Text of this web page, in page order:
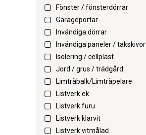
Fönster / fönsterdörrar
Garageportar
Invändiga dörrar
Invändiga paneler / takskivor
Isolering / cellplast
Jord / grus / trädgård
Limträbalk/Limträpelare
Listverk ek
Listverk furu
Listverk klarvit
Listverk vitmålad